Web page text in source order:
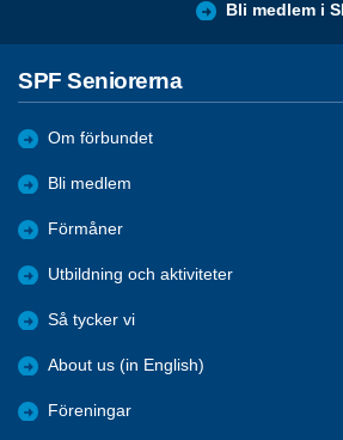
Bli medlem i
SPF Seniorerna
Om förbundet
Bli medlem
Förmåner
Utbildning och aktiviteter
Så tycker vi
About us (in English)
Föreningar